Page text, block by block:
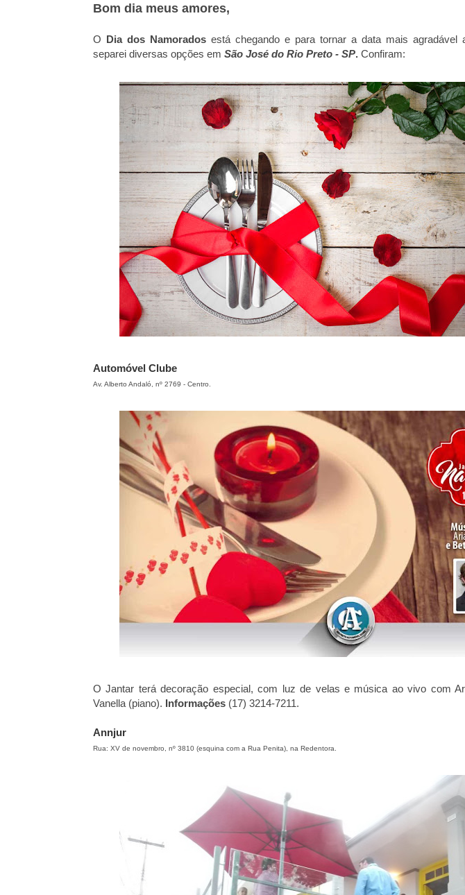
Bom dia meus amores,
O Dia dos Namorados está chegando e para tornar a data mais agradável
separei diversas opções em São José do Rio Preto - SP. Confiram:
Automóvel Clube
Av. Alberto Andaló, nº 2769 - Centro.
O Jantar terá decoração especial, com luz de velas e música ao vivo com
Vanella (piano). Informações (17) 3214-7211.
Annjur
Rua: XV de novembro, nº 3810 (esquina com a Rua Penita), na Redentora.